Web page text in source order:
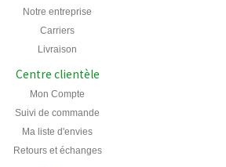
Notre entreprise
Carriers
Livraison
Centre clientèle
Mon Compte
Suivi de commande
Ma liste d'envies
Retours et échanges